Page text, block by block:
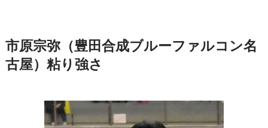
市原宗弥（豊田合成ブルーファルコン名
古屋）粘り強さ